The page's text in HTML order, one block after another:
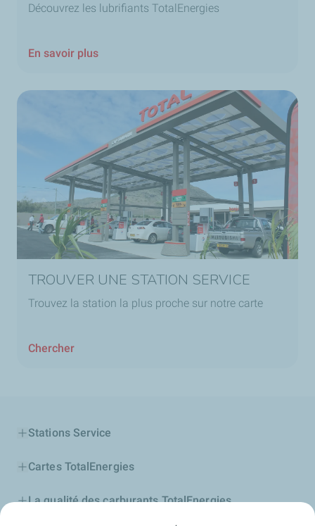
Découvrez les lubrifiants TotalEnergies
En savoir plus
TROUVER UNE STATION SERVICE
Trouvez la station la plus proche sur notre carte
Chercher
Stations Service
Cartes TotalEnergies
La qualité des carburants TotalEnergies